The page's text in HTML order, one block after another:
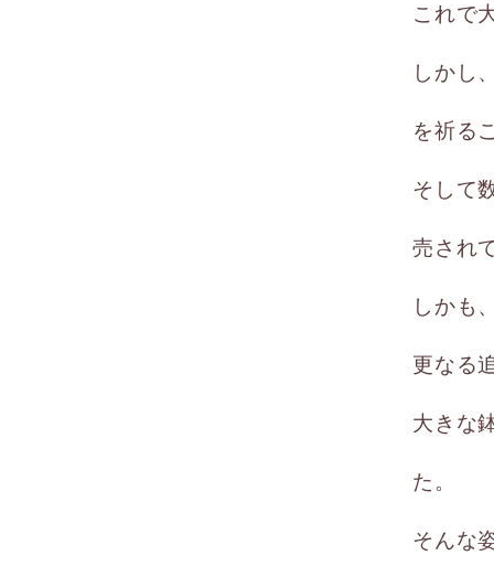
これで
しかし
を祈る
そして
売され
しかも
更なる
大きな
た。
そんな